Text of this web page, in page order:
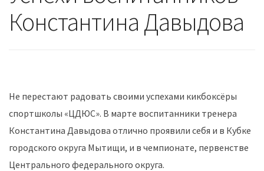
Константина Давыдова
Не перестают радовать своими успехами кикбоксёры
спортшколы «ЦДЮС». В марте воспитанники тренера
Константина Давыдова отлично проявили себя и в Кубке
городского округа Мытищи, и в чемпионате, первенстве
Центрального федерального округа.